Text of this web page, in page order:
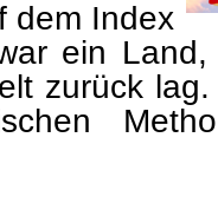
dem Index
ein
zurück